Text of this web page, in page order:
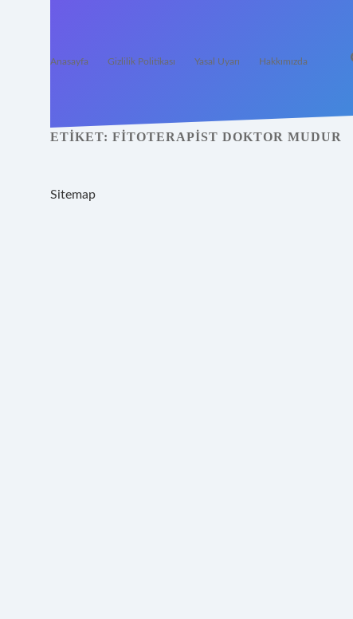
Anasayfa Gizlilik Politikası Yasal Uyarı Hakkımızda
ETIKET: FITOTERAPIST DOKTOR MUDUR
Sitemap